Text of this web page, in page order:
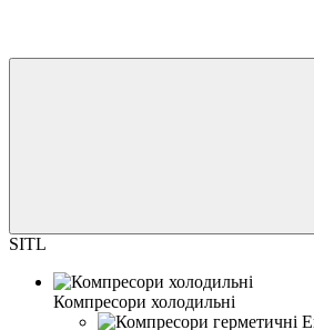
SITL
Компресори холодильні